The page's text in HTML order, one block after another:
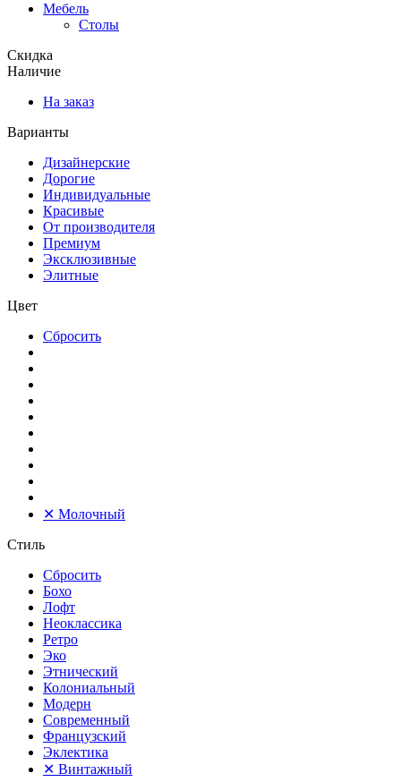
Мебель
Столы
Скидка
Наличие
На заказ
Варианты
Дизайнерские
Дорогие
Индивидуальные
Красивые
От производителя
Премиум
Эксклюзивные
Элитные
Цвет
Сбросить
✕ Молочный
Стиль
Сбросить
Бохо
Лофт
Неоклассика
Ретро
Эко
Этнический
Колониальный
Модерн
Современный
Французский
Эклектика
✕ Винтажный